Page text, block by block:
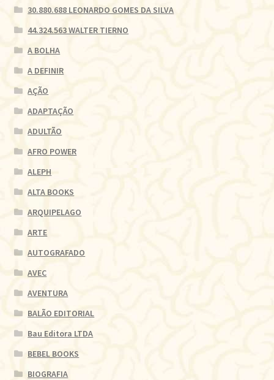
30.880.688 LEONARDO GOMES DA SILVA
44.324.563 WALTER TIERNO
A BOLHA
A DEFINIR
AÇÃO
ADAPTAÇÃO
ADULTÃO
AFRO POWER
ALEPH
ALTA BOOKS
ARQUIPELAGO
ARTE
AUTOGRAFADO
AVEC
AVENTURA
BALÃO EDITORIAL
Bau Editora LTDA
BEBEL BOOKS
BIOGRAFIA